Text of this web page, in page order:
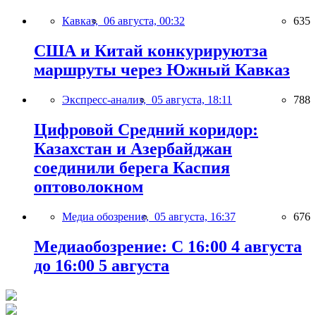
Кавказ, 06 августа, 00:32 635
США и Китай конкурируютза
маршруты через Южный Кавказ
Экспресс-анализ, 05 августа, 18:11 788
Цифровой Средний коридор:
Казахстан и Азербайджан
соединили берега Каспия
оптоволокном
Медиа обозрение, 05 августа, 16:37 676
Медиаобозрение: С 16:00 4 августа
до 16:00 5 августа